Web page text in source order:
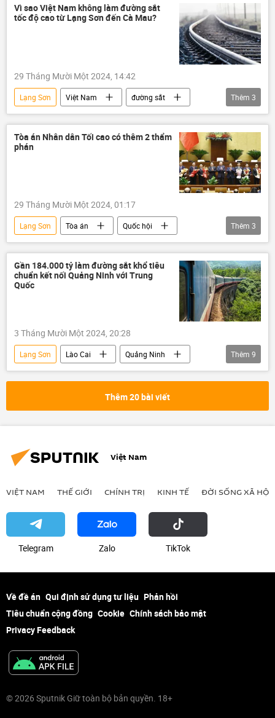
tiền
Vì sao Việt Nam không làm đường sắt
tốc độ cao từ Lạng Sơn đến Cà Mau?
29 Tháng Mười Một 2024, 14:42
Lạng Sơn Việt Nam
đường sắt
Cà Mau
Chính phủ
Bộ Giao thông Vận tải
Thêm 3
Tòa án Nhân dân Tối cao có thêm 2 thẩm
phán
29 Tháng Mười Một 2024, 01:17
Lạng Sơn Tòa án
Quốc hội
thông tin
Việt Nam Chính trị
Thêm 3
Gần 184.000 tỷ làm đường sắt khổ tiêu
chuẩn kết nối Quảng Ninh với Trung
Quốc
3 Tháng Mười Một 2024, 20:28
Lạng Sơn Lào Cai
Quảng Ninh
Hà Nội
Hải Phòng
Hạ Long
Đường sắt Việt Nam
Việt Nam
Thế giới
xây dựng
Thêm 9
Thêm 20 bài viết
Việt Nam
VIỆT NAM THẾ GIỚI CHÍNH TRỊ KINH TẾ ĐỜI SỐNG XÃ HỘI
Telegram Zalo ТikТоk
Về đề án Qui định sử dụng tư liệu Phản hồi
Tiêu chuẩn cộng đồng Cookie Chính sách bảo mật
Privacy Feedback
© 2026 Sputnik Giữ toàn bộ bản quyền. 18+